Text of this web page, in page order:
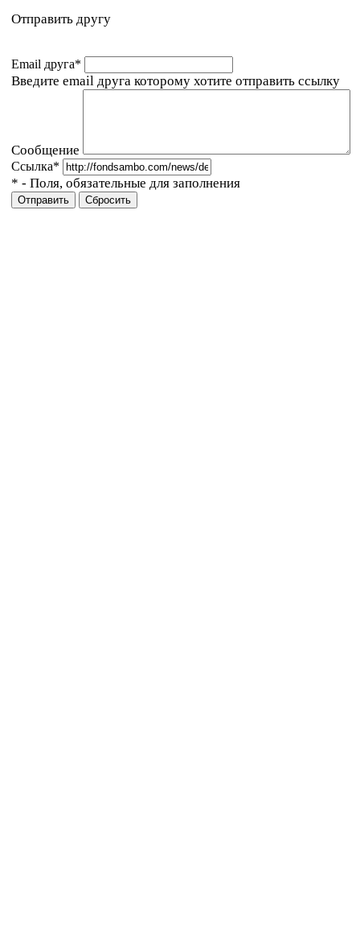
Отправить другу
Email друга*
Введите email друга которому хотите отправить ссылку
Сообщение
Ссылка*
* - Поля, обязательные для заполнения